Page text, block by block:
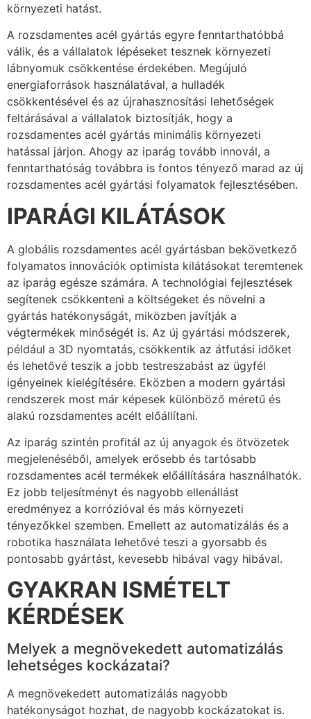
környezeti hatást.
A rozsdamentes acél gyártás egyre fenntarthatóbbá
válik, és a vállalatok lépéseket tesznek környezeti
lábnyomuk csökkentése érdekében. Megújuló
energiaforrások használatával, a hulladék
csökkentésével és az újrahasznosítási lehetőségek
feltárásával a vállalatok biztosítják, hogy a
rozsdamentes acél gyártás minimális környezeti
hatással járjon. Ahogy az iparág tovább innovál, a
fenntarthatóság továbbra is fontos tényező marad az új
rozsdamentes acél gyártási folyamatok fejlesztésében.
IPARÁGI KILÁTÁSOK
A globális rozsdamentes acél gyártásban bekövetkező
folyamatos innovációk optimista kilátásokat teremtenek
az iparág egésze számára. A technológiai fejlesztések
segítenek csökkenteni a költségeket és növelni a
gyártás hatékonyságát, miközben javítják a
végtermékek minőségét is. Az új gyártási módszerek,
például a 3D nyomtatás, csökkentik az átfutási időket
és lehetővé teszik a jobb testreszabást az ügyfél
igényeinek kielégítésére. Eközben a modern gyártási
rendszerek most már képesek különböző méretű és
alakú rozsdamentes acélt előállítani.
Az iparág szintén profitál az új anyagok és ötvözetek
megjelenéséből, amelyek erősebb és tartósabb
rozsdamentes acél termékek előállítására használhatók.
Ez jobb teljesítményt és nagyobb ellenállást
eredményez a korrózióval és más környezeti
tényezőkkel szemben. Emellett az automatizálás és a
robotika használata lehetővé teszi a gyorsabb és
pontosabb gyártást, kevesebb hibával vagy hibával.
GYAKRAN ISMÉTELT
KÉRDÉSEK
Melyek a megnövekedett automatizálás
lehetséges kockázatai?
A megnövekedett automatizálás nagyobb
hatékonyságot hozhat, de nagyobb kockázatokat is.